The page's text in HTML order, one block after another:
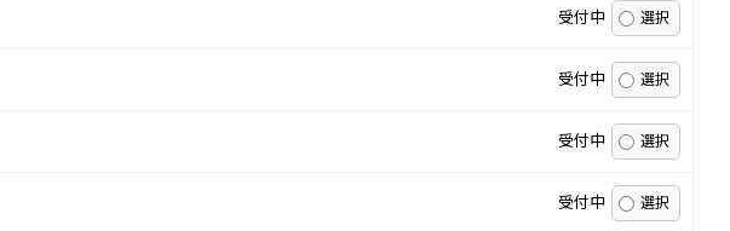
受付中
受付中
受付中
受付中